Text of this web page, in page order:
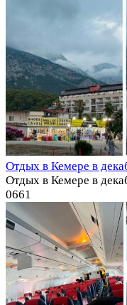
Отдых в Кемере в
Отдых в Кемере в
0661